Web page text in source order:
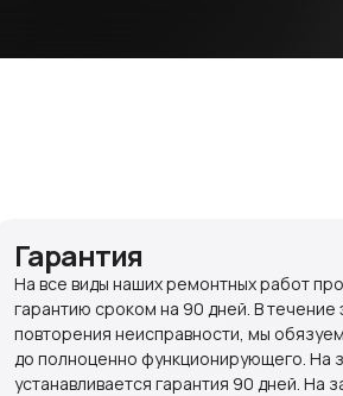
Гарантия
На все виды наших ремонтных работ
гарантию сроком на 90 дней. В течение
повторения неисправности, мы
до полноценно функционирующего. На
устанавливается гарантия 90 дней. На